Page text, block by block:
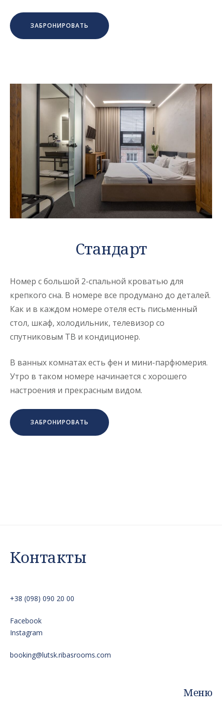
ЗАБРОНИРОВАТЬ
Стандарт
Номер с большой 2-спальной кроватью для
крепкого сна. В номере все продумано до деталей.
Как и в каждом номере отеля есть письменный
стол, шкаф, холодильник, телевизор со
спутниковым ТВ и кондиционер.
В ванных комнатах есть фен и мини-парфюмерия.
Утро в таком номере начинается с хорошего
настроения и прекрасным видом.
ЗАБРОНИРОВАТЬ
Контакты
+38 (098) 090 20 00
Facebook
Instagram
booking@lutsk.ribasrooms.com
Меню